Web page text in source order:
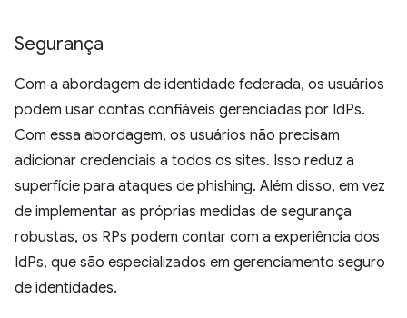
Segurança
Com a abordagem de identidade federada, os usuários
podem usar contas confiáveis gerenciadas por IdPs.
Com essa abordagem, os usuários não precisam
adicionar credenciais a todos os sites. Isso reduz a
superfície para ataques de phishing. Além disso, em vez
de implementar as próprias medidas de segurança
robustas, os RPs podem contar com a experiência dos
IdPs, que são especializados em gerenciamento seguro
de identidades.